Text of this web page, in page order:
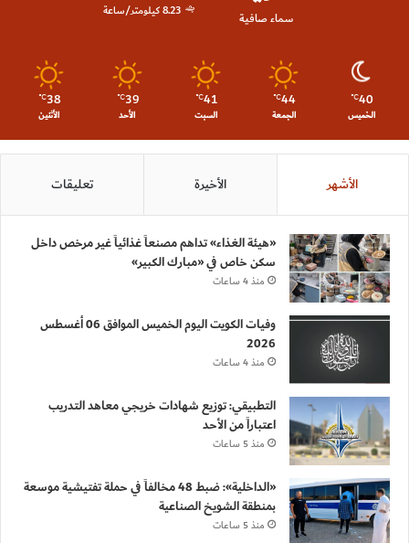
سماء صافية
8.23 كيلومتر/ساعة
40
℃
الخميس
44
℃
الجمعة
41
℃
السبت
39
℃
الأحد
38
℃
الأثنين
الأشهر الأخيرة تعليقات
«هيئة الغذاء» تداهم مصنعاً غذائياً غير مرخص داخل
سكن خاص في «مبارك الكبير»
منذ 4 ساعات
وفيات الكويت اليوم الخميس الموافق 06 أغسطس
2026
منذ 4 ساعات
التطبيقي: توزيع شهادات خريجي معاهد التدريب
اعتباراً من الأحد
منذ 5 ساعات
«الداخلية»: ضبط 48 مخالفاً في حملة تفتيشية موسعة
بمنطقة الشويخ الصناعية
منذ 5 ساعات